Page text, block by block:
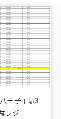
王子」駅3
レジ